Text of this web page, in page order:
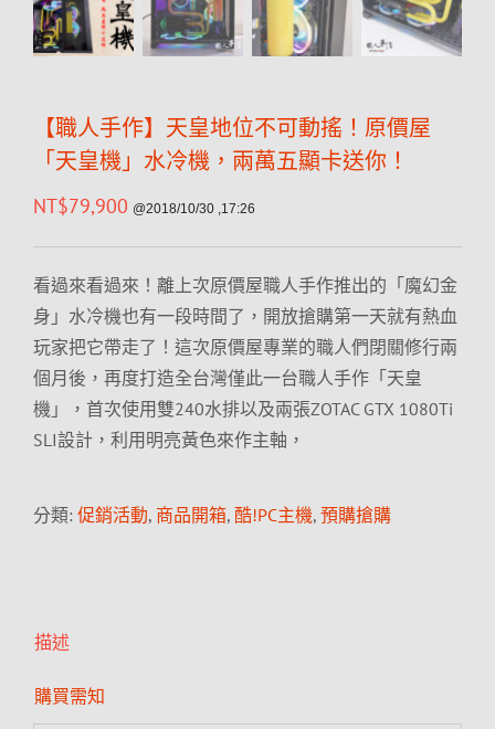
【職人手作】天皇地位不可動搖！原價屋
「天皇機」水冷機，兩萬五顯卡送你！
NT$79,900 @2018/10/30 ,17:26
看過來看過來！離上次原價屋職人手作推出的「魔幻金
身」水冷機也有一段時間了，開放搶購第一天就有熱血
玩家把它帶走了！這次原價屋專業的職人們閉關修行兩
個月後，再度打造全台灣僅此一台職人手作「天皇
機」，首次使用雙240水排以及兩張ZOTAC GTX 1080Ti
SLI設計，利用明亮黃色來作主軸，
分類: 促銷活動, 商品開箱, 酷!PC主機, 預購搶購
描述
購買需知